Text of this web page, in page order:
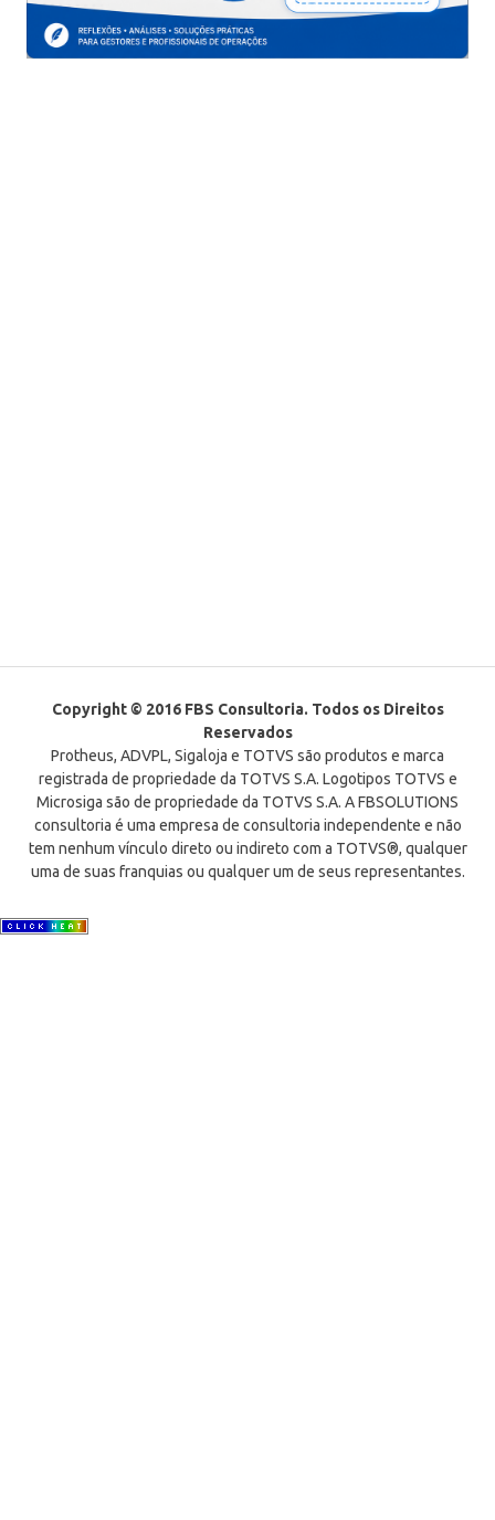
Copyright © 2016 FBS Consultoria. Todos os Direitos
Reservados
Protheus, ADVPL, Sigaloja e TOTVS são produtos e marca
registrada de propriedade da TOTVS S.A. Logotipos TOTVS e
Microsiga são de propriedade da TOTVS S.A. A FBSOLUTIONS
consultoria é uma empresa de consultoria independente e não
tem nenhum vínculo direto ou indireto com a TOTVS®, qualquer
uma de suas franquias ou qualquer um de seus representantes.